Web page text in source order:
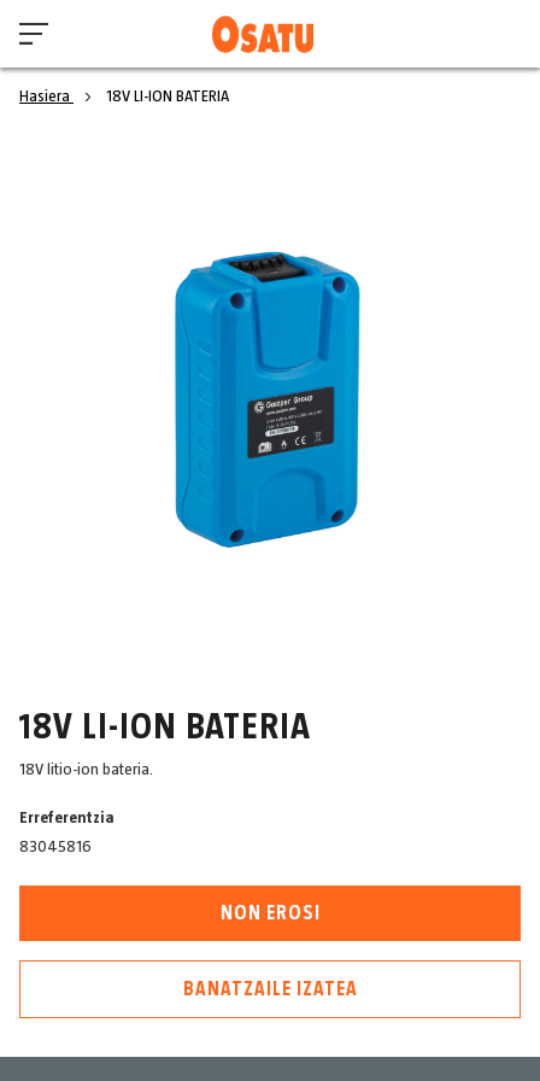
Hasiera 18V LI-ION BATERIA
18V LI-ION BATERIA
18V litio-ion bateria.
Erreferentzia
83045816
NON EROSI
BANATZAILE IZATEA